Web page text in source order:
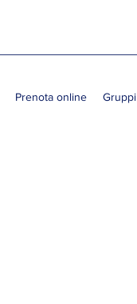
Prenota online Gruppi